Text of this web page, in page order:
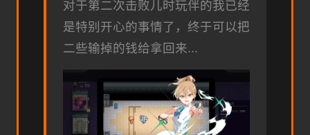
对于第二次击败儿时玩伴的我已经
是特别开心的事情了，终于可以把
二些输掉的钱给拿回来...